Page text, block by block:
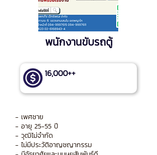
พนักงานขับรถตู้
16,000++
- เพศชาย
- อายุ 25-55 ปี
- วุฒิไม่จำกัด
- ไม่มีประวัติอาญชญากรรม